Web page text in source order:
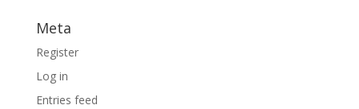
Meta
Register
Log in
Entries feed